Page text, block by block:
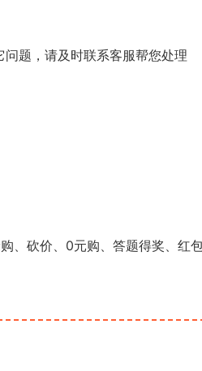
题，请及时联系客服帮您处理
、砍价、0元购、答题得奖、红